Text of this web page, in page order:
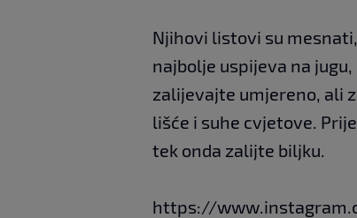
Njihovi listovi su
najbolje uspijeva na
zalijevajte umjereno, ali
lišće i suhe cvjetove.
tek onda zalijte biljku.
https://